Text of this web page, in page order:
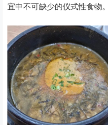
宜中不可缺少的仪式性食物。